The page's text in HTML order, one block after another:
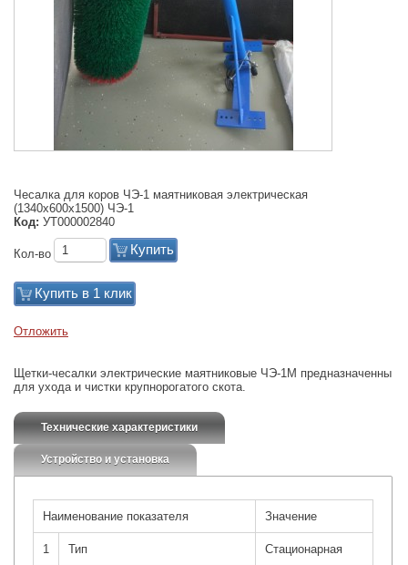
Чесалка для коров ЧЭ-1 маятниковая электрическая
(1340х600х1500) ЧЭ-1
Код: УТ000002840
Кол-во Купить
Купить в 1 клик
Отложить
Щетки-чесалки электрические маятниковые ЧЭ-1М предназначенны
для ухода и чистки крупнорогатого скота.
Технические характеристики
Устройство и установка
Наименование показателя Значение
1 Тип Стационарная